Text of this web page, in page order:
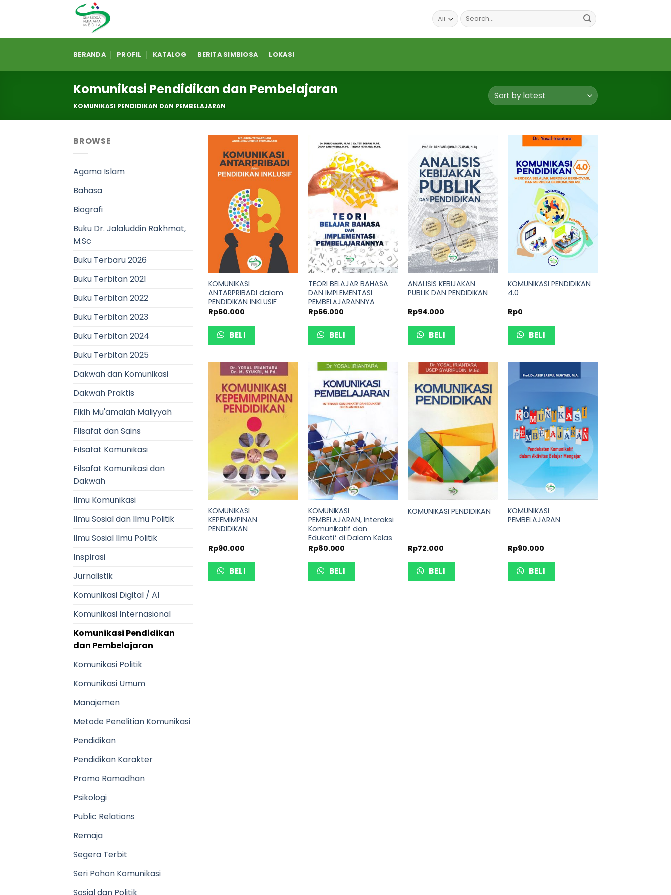
Search
for:
BERANDA PROFIL KATALOG BERITA SIMBIOSA LOKASI
Komunikasi Pendidikan dan Pembelajaran
KOMUNIKASI PENDIDIKAN DAN PEMBELAJARAN
BROWSE
Agama Islam
Bahasa
Biografi
Buku Dr. Jalaluddin Rakhmat,
M.Sc
Buku Terbaru 2026
Buku Terbitan 2021
Buku Terbitan 2022
Buku Terbitan 2023
Buku Terbitan 2024
Buku Terbitan 2025
Dakwah dan Komunikasi
Dakwah Praktis
Fikih Mu'amalah Maliyyah
Filsafat dan Sains
Filsafat Komunikasi
Filsafat Komunikasi dan
Dakwah
Ilmu Komunikasi
Ilmu Sosial dan Ilmu Politik
Ilmu Sosial Ilmu Politik
Inspirasi
Jurnalistik
Komunikasi Digital / AI
Komunikasi Internasional
Komunikasi Pendidikan
dan Pembelajaran
Komunikasi Politik
Komunikasi Umum
Manajemen
Metode Penelitian Komunikasi
Pendidikan
Pendidikan Karakter
Promo Ramadhan
Psikologi
Public Relations
Remaja
Segera Terbit
Seri Pohon Komunikasi
Sosial dan Politik
KOMUNIKASI
ANTARPRIBADI dalam
PENDIDIKAN INKLUSIF
Rp60.000
BELI
TEORI BELAJAR BAHASA
DAN IMPLEMENTASI
PEMBELAJARANNYA
Rp66.000
BELI
ANALISIS KEBIJAKAN
PUBLIK DAN PENDIDIKAN
Rp94.000
BELI
KOMUNIKASI PENDIDIKAN
4.0
Rp0
BELI
KOMUNIKASI
KEPEMIMPINAN
PENDIDIKAN
Rp90.000
BELI
KOMUNIKASI
PEMBELAJARAN, Interaksi
Komunikatif dan
Edukatif di Dalam Kelas
Rp80.000
BELI
KOMUNIKASI PENDIDIKAN
Rp72.000
BELI
KOMUNIKASI
PEMBELAJARAN
Rp90.000
BELI